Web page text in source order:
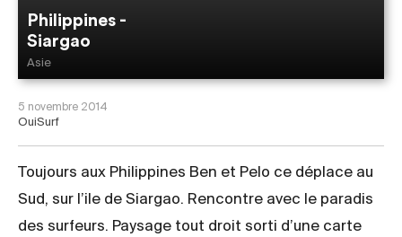
Philippines -
Siargao
Asie
5 novembre 2014
OuiSurf
Toujours aux Philippines Ben et Pelo ce déplace au
Sud, sur l’ile de Siargao. Rencontre avec le paradis
des surfeurs. Paysage tout droit sorti d’une carte